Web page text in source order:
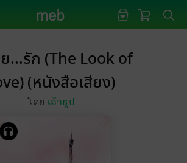
...รัก (The Look of
(หนังสือเสียง)
โดย เถ้าธูป